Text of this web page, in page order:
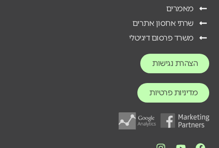
מאמרים
שרתי אחסון אתרים
משרד פרסום דיגיטלי
הצהרת נגישות
מדיניות פרטיות